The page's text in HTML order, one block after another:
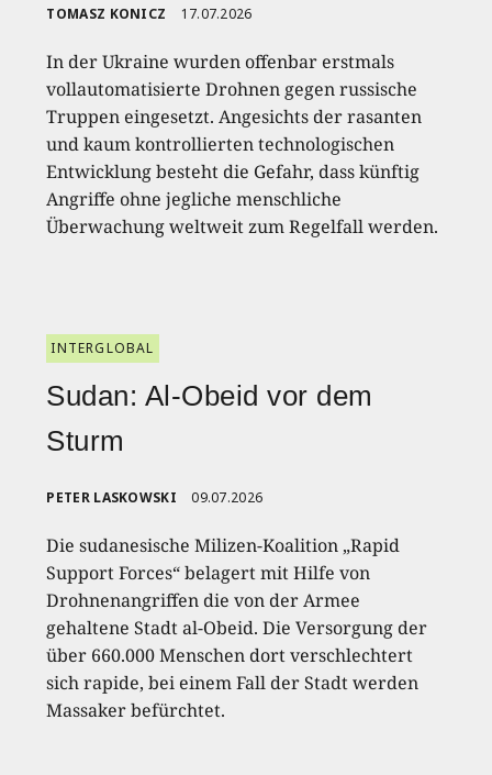
TOMASZ KONICZ 17.07.2026
In der Ukraine wurden offenbar erstmals
vollautomatisierte Drohnen gegen russische
Truppen eingesetzt. Angesichts der rasanten
und kaum kontrollierten technologischen
Entwicklung besteht die Gefahr, dass künftig
Angriffe ohne jegliche menschliche
Überwachung weltweit zum Regelfall werden.
INTERGLOBAL
Sudan: Al-Obeid vor dem
Sturm
PETER LASKOWSKI 09.07.2026
Die sudanesische Milizen-Koalition „Rapid
Support Forces“ belagert mit Hilfe von
Drohnenangriffen die von der Armee
gehaltene Stadt al-Obeid. Die Versorgung der
über 660.000 Menschen dort verschlechtert
sich rapide, bei einem Fall der Stadt werden
Massaker befürchtet.